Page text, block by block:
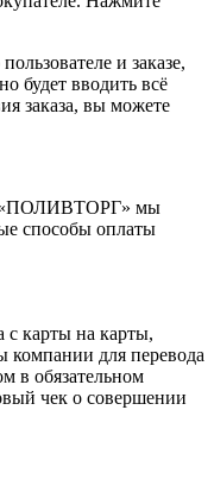
и заказе,
будет вводить всё
заказа, вы можете
«ПОЛИВТОРГ» мы
способы оплаты
с карты на карты,
компании для перевода
в обязательном
чек о совершении